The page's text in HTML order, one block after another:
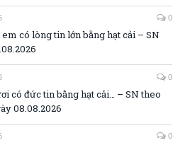
0
em có lòng tin lớn bằng hạt cải – SN
0
có đức tin bằng hạt cải… – SN theo
08.08.2026
0